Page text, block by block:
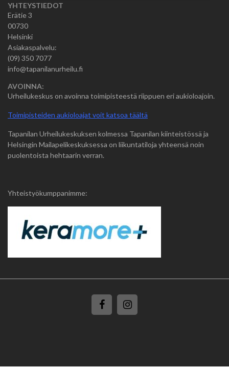
YHTEYSTIEDOT
Erätie 3
00730
Helsinki
Asiakaspalvelu:
(09) 350 7077
info@tapanilanurheilu.fi
AVOINNA:
Urheilukeskus on avoinna toimipisteestä riippuen eri aukioloajoin.
Toimipisteiden aukioloajat voit katsoa täältä
Tapanilan Urheilukeskuksen kolmessa Tapanilan kiinteistössä ja
Helsingin Mailapelikeskuksessa on liikuntatiloja yhteensä noin
puolentoista hehtaarin verran.
Yhteistyökumppanimme: